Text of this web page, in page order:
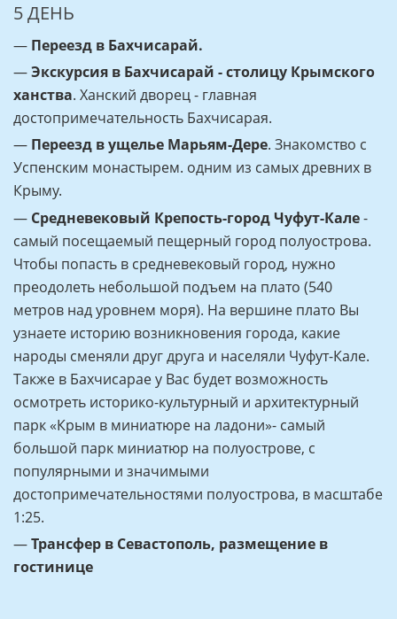
5 ДЕНЬ
— Переезд в Бахчисарай.
—Экскурсия в Бахчисарай - столицу Крымского
ханства. Ханский дворец - главная
достопримечательность Бахчисарая.
— Переезд в ущелье Марьям-Дере. Знакомство с
Успенским монастырем. одним из самых древних в
Крыму.
— Cредневековый Крепость-город Чуфут-Кале-
самый посещаемый пещерный город полуострова.
Чтобы попасть в средневековый город, нужно
преодолеть небольшой подъем на плато (540
метров над уровнем моря). На вершине плато Вы
узнаете историю возникновения города, какие
народы сменяли друг друга и населяли Чуфут-Кале.
Также в Бахчисарае у Вас будет возможность
осмотреть историко-культурный и архитектурный
парк «Крым в миниатюре на ладони»- самый
большой парк миниатюр на полуострове, с
популярными и значимыми
достопримечательностями полуострова, в масштабе
1:25.
—Трансфер в Севастополь, размещение в
гостинице